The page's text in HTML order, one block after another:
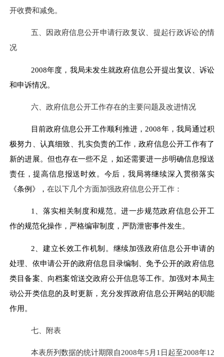
开收费和减免。
五、因政府信息公开申请行政复议、提起行政诉讼的情
况
2008年度 ， 我局未发生就政府信息公开提出复议、诉讼
和申诉情况。
六、政府信息公开工作存在的主要问题及改进情况
目前政府信息公开工作顺利推进，2008年，我局通过积
极努力、认真细致、扎实负责的工作，政府信息公开工作有了
新的进展。但也存在一些不足，如还需要进一步明确信息报送
责任，提高信息报送时效。今后，我局将继续深入贯彻落实
《条例》， 在以下几个方面加强政府信息公开工作：
1、落实相关制度和规范。进一步规范政府信息公开工
作的规范化操作，严格编审制度，严防泄密事件发生。
2、建立长效工作机制。继续加强政府信息公开申请的
处理、依申请公开的政府信息目录编制、免予公开的政府信息
类目备案、向档案馆送交政府公开信息等工作。加强对本局主
动公开类信息的及时更新，充分发挥政府信息公开网站的职能
作用。
七、附表
本表所列数据的统计期限自2008年5月1日起至2008年12